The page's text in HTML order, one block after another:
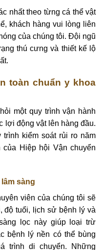
nhất theo từng cá thể vật
khách hàng vui lòng liên
của chúng tôi. Đội ngũ
thú cưng và thiết kế lộ
toàn chuẩn y khoa
một quy trình vận hành
lợi động vật lên hàng đầu.
kiểm soát rủi ro năm
Hiệp hội Vận chuyển
sàng
viên của chúng tôi sẽ
độ tuổi, lịch sử bệnh lý và
lọc này giúp loại trừ
bệnh lý nền có thể bùng
trình di chuyển. Những